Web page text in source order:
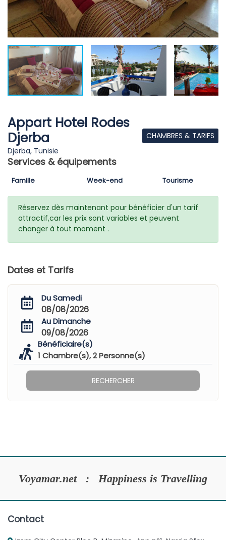
Appart Hotel Rodes
Djerba
Djerba, Tunisie
CHAMBRES & TARIFS
Services & équipements
Famille Week-end Tourisme
Réservez dès maintenant pour bénéficier d'un tarif
attractif,car les prix sont variables et peuvent
changer à tout moment .
Dates et Tarifs
Du Samedi
08/08/2026
Au Dimanche
09/08/2026
Bénéficiaire(s)
1 Chambre(s),2Personne(s)
RECHERCHER
Voyamar.net : Happiness is Travelling
Contact